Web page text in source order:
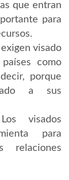
que entran
para
visado
como
porque
a sus
visados
para
relaciones